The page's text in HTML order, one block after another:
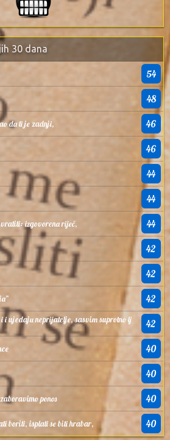
30 dana
54
48
da ti je zadnji, 46
46
44
44
vratiti: izgovorena riječ, 44
42
42
42
i ujedaju neprijatelje, sasvim suprotno lj
42
40
40
ponos 40
boriti, isplati se biti hrabar, 40